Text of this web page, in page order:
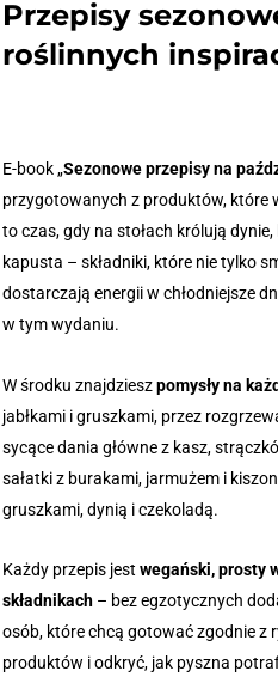
Przepisy
roślinnych
E-book „Sezonowe przepisy na
przygotowanych z produktów, które
to czas, gdy na stołach królują
kapusta – składniki, które nie tylko
dostarczają energii w chłodniejsze
w tym wydaniu.
W środku znajdzieszpomysły na
jabłkami i gruszkami, przez
sycące dania główne z kasz,
sałatki z burakami, jarmużem i
gruszkami, dynią i czekoladą.
Każdy przepis jest wegański, prosty
składnikach – bez egzotycznych
osób, które chcą gotować zgodnie z
produktów i odkryć, jak pyszna